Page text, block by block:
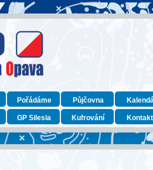
Pořádáme Půjčovna
GP Silesia Kufrování